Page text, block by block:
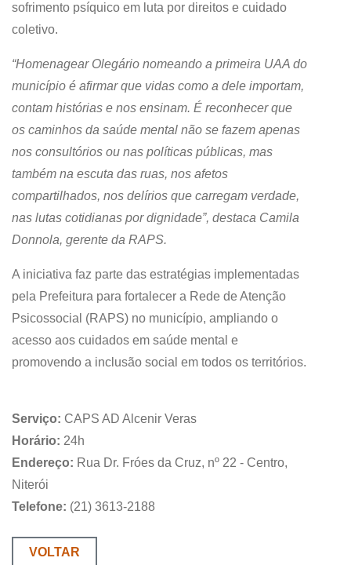
sofrimento psíquico em luta por direitos e cuidado
coletivo.
“Homenagear Olegário nomeando a primeira UAA do
município é afirmar que vidas como a dele importam,
contam histórias e nos ensinam. É reconhecer que
os caminhos da saúde mental não se fazem apenas
nos consultórios ou nas políticas públicas, mas
também na escuta das ruas, nos afetos
compartilhados, nos delírios que carregam verdade,
nas lutas cotidianas por dignidade”, destaca Camila
Donnola, gerente da RAPS.
A iniciativa faz parte das estratégias implementadas
pela Prefeitura para fortalecer a Rede de Atenção
Psicossocial (RAPS) no município, ampliando o
acesso aos cuidados em saúde mental e
promovendo a inclusão social em todos os territórios.
Serviço: CAPS AD Alcenir Veras
Horário: 24h
Endereço: Rua Dr. Fróes da Cruz, nº 22 - Centro,
Niterói
Telefone: (21) 3613-2188
VOLTAR